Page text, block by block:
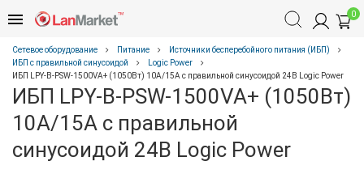
0
Сетевое оборудование Питание
Источники бесперебойного питания (ИБП)
ИБП с правильной синусоидой
Logic Power
ИБП LPY-B-PSW-1500VA+ (1050Вт) 10A/15A с правильной синусоидой 24В Logic Power
ИБП LPY-B-PSW-1500VA+ (1050Вт)
10A/15A с правильной
синусоидой 24В Logic Power